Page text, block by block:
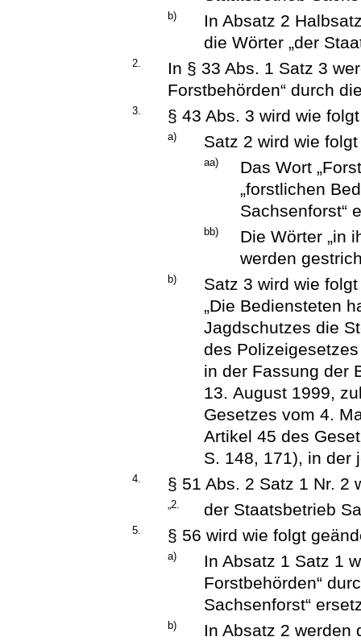
b)
In Absatz 2
die Wörter „der
2.
In § 33 Abs. 1 Satz 3
Forstbehörden“ durch
3. § 43 Abs. 3 wird wie
a) Satz 2 wird wie
aa)
Das Wort
„forstlichen
Sachsenforst“
bb)
Die Wörter „in
werden
b)
Satz 3 wird wie
„Die Bediensteten
Jagdschutzes die
des
in der Fassung der
13. August 1999,
Gesetzes vom 4.
Artikel 45 des
S. 148, 171), in der
4. § 51 Abs. 2 Satz 1 Nr. 2
„2. der Staatsbetrieb
5. § 56 wird wie folgt
a)
In Absatz 1 Satz 1
Forstbehörden“
Sachsenforst“
b)
In Absatz 2 werden